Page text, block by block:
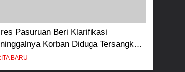
Pasuruan Beri Klarifikasi
Korban Diduga Tersangka
Komitmen Usut Tuntas dan
BARU